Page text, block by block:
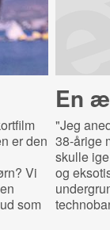
er den
Vi
som
En
"Jeg
38-årige
skulle
og